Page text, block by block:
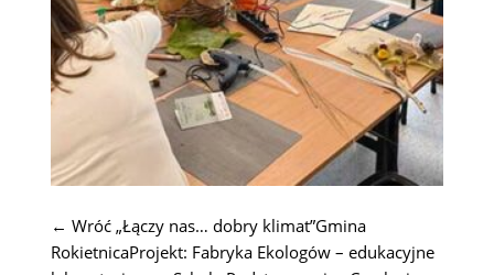
← Wróć „Łączy nas… dobry klimat”Gmina
RokietnicaProjekt: Fabryka Ekologów – edukacyjne